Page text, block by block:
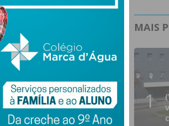
MAIS
1